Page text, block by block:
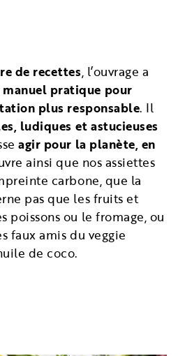
de recettes, l’ouvrage a
manuel pratique pour
plus responsable. Il
ludiques et astucieuses
agir pour la planète, en
ainsi que nos assiettes
carbone, que la
pas que les fruits et
poissons ou le fromage, ou
faux amis du veggie
de coco.